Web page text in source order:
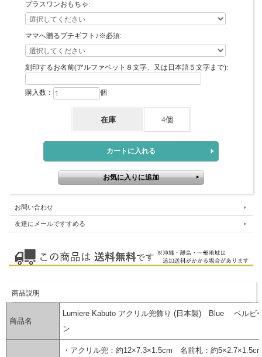
プラスワンおもちゃ:
ママへ贈るプチギフト♪※必須:
刻印するお名前(アルファベット８文字、又は日本語５文字まで):
購入数： 個
在庫 4個
お問い合わせ
友達にメールですすめる
商品説明
商品名
Lumiere Kabuto アクリル兜飾り (日本製) Blue ベルビ
ン
・アクリル兜：約12×7.3×1.5cm 名前札：約